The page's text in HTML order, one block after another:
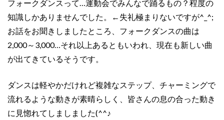
フォークダンスって…運動会でみんなで踊るもの？程度の
知識しかありませんでした。←失礼極まりないですが^_^;
お話をお聞きしましたところ、フォークダンスの曲は
2,000～3,000…それ以上あるともいわれ、現在も新しい曲
が出てきているそうです。
ダンスは軽やかだけれど複雑なステップ、チャーミングで
流れるような動きが素晴らしく、皆さんの息の合った動き
に見惚れてしましました(^^♪